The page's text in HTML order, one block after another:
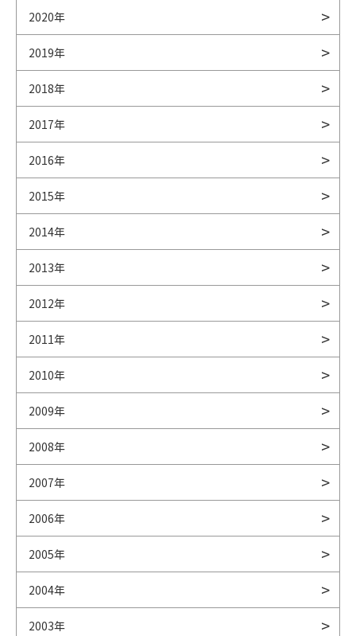
2020年
2019年
2018年
2017年
2016年
2015年
2014年
2013年
2012年
2011年
2010年
2009年
2008年
2007年
2006年
2005年
2004年
2003年